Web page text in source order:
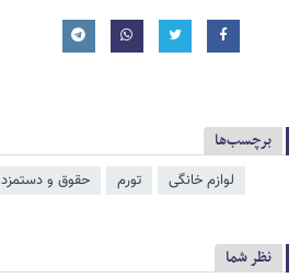
برچسب‌ها
لوازم خانگی تورم حقوق و دستمزد
نظر شما